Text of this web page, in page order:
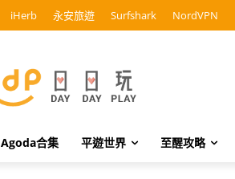
iHerb 永安旅遊 Surfshark NordVPN
Agoda合集 平遊世界 至醒攻略